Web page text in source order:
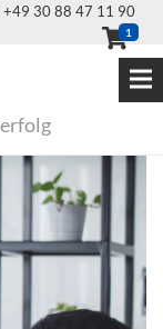
+49 30 88 47 11 90
1